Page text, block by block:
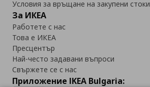
Условия за връщане на закупени стоки
За ИКЕА
Работете с нас
Това е ИКЕА
Пресцентър
Най-често задавани въпроси
Свържете се с нас
Приложение IKEA Bulgaria: